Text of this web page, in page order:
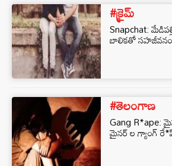
#క్రైమ్
Snapchat:
బాలికతో
#తెలంగాణ
Gang R*ape:
మైనర్ ల గ్యాంగ్